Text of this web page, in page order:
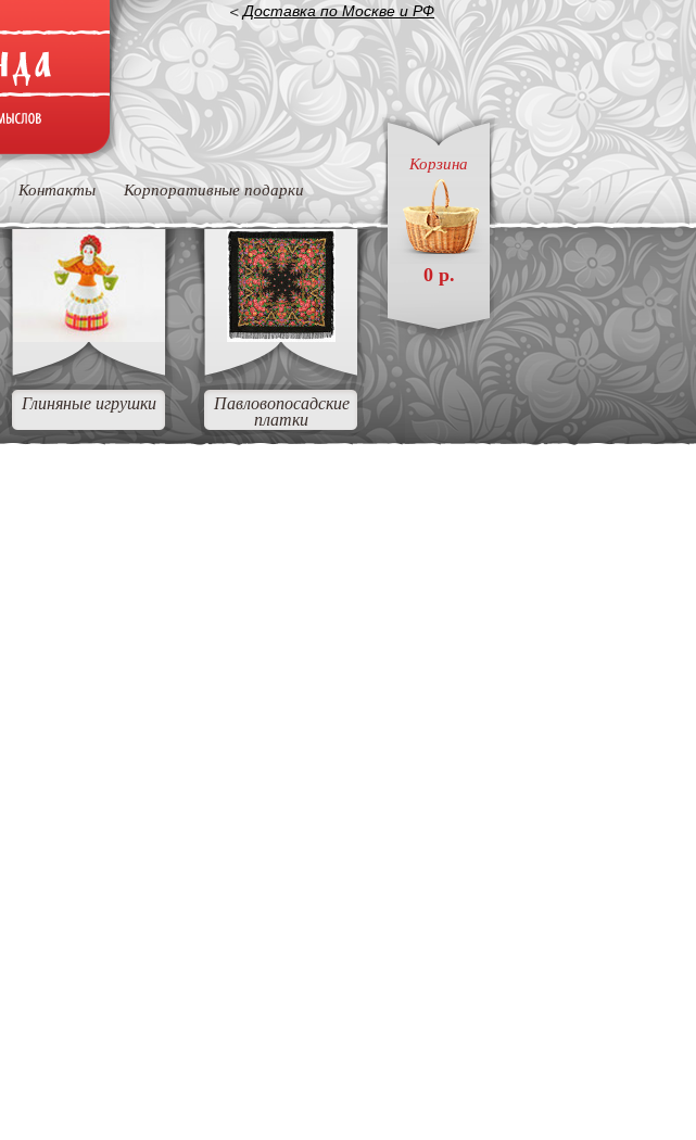
<Доставка по Москве и РФ
Корзина
0 р.
Контакты Корпоративные подарки
Глиняные игрушки Павловопосадские
платки